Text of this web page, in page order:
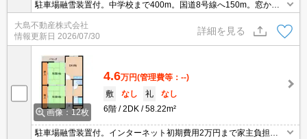
駐車場融雪装置付。中学校まで400m。国道8号線へ150m。窓から
立山連峰が一望。
大島不動産株式会社
情報更新日 2026/07/30
詳細を見る
画像：12枚
4.6万円(管理費等：--)
敷
なし 礼
なし
6階
2DK 58.22m²
駐車場融雪装置付。インターネット初期費用2万円まで家主負担。2